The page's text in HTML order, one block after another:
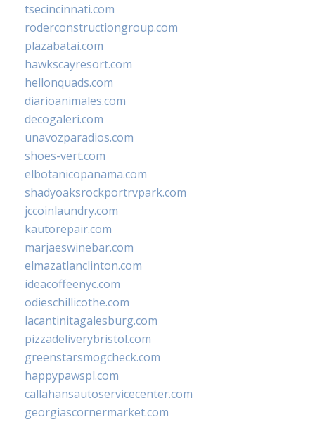
tsecincinnati.com
roderconstructiongroup.com
plazabatai.com
hawkscayresort.com
hellonquads.com
diarioanimales.com
decogaleri.com
unavozparadios.com
shoes-vert.com
elbotanicopanama.com
shadyoaksrockportrvpark.com
jccoinlaundry.com
kautorepair.com
marjaeswinebar.com
elmazatlanclinton.com
ideacoffeenyc.com
odieschillicothe.com
lacantinitagalesburg.com
pizzadeliverybristol.com
greenstarsmogcheck.com
happypawspl.com
callahansautoservicecenter.com
georgiascornermarket.com